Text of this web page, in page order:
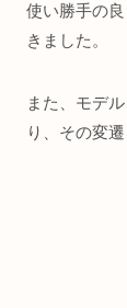
使い勝手の
きました。
また、モデ
り、その変